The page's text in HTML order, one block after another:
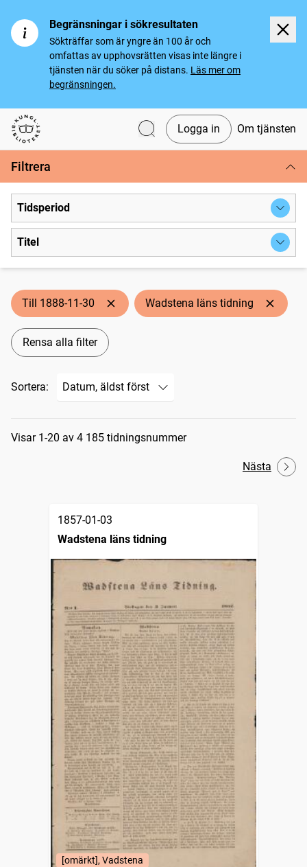
Begränsningar i sökresultaten
Sökträffar som är yngre än 100 år och
omfattas av upphovsrätten visas inte längre i
tjänsten när du söker på distans. Läs mer om
begränsningen.
Svenska tidningar
Logga in Om tjänsten
Filtrera
Tidsperiod
Titel
Till 1888-11-30 Wadstena läns tidning
Rensa alla filter
Sortera:
Sökresultat
Visar 1-20 av 4 185 tidningsnummer
Nästa
1857-01-03
Wadstena läns tidning
[omärkt], Vadstena